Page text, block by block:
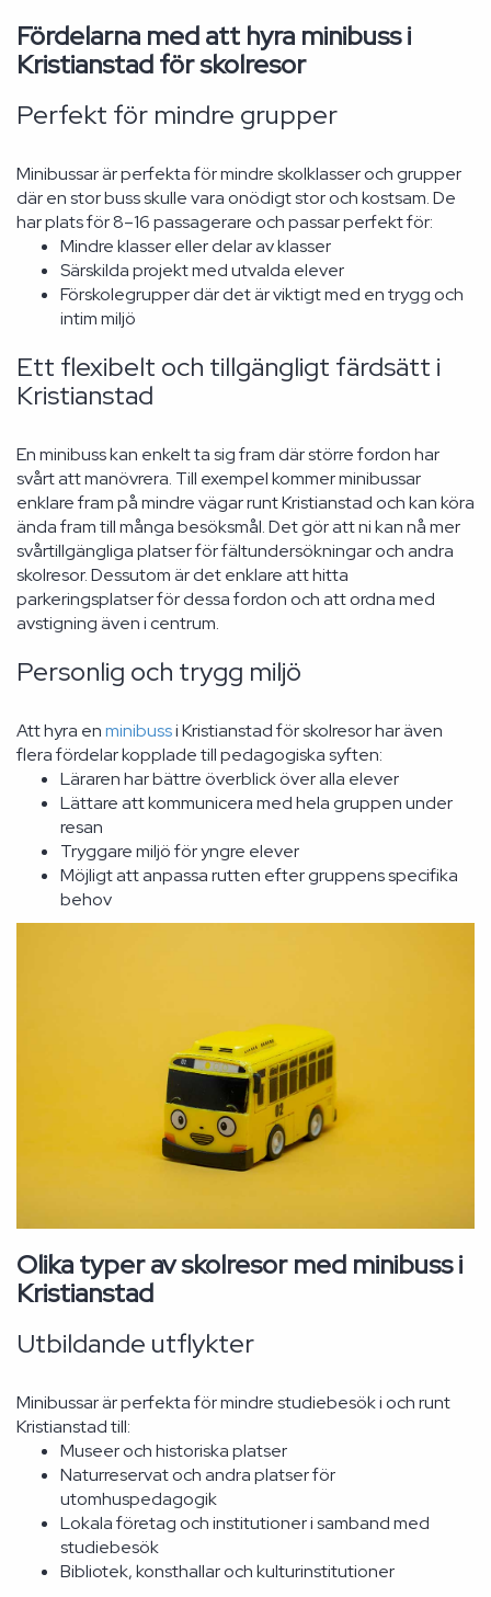
Fördelarna med att hyra minibuss i
Kristianstad för skolresor
Perfekt för mindre grupper
Minibussar är perfekta för mindre skolklasser och grupper
där en stor buss skulle vara onödigt stor och kostsam. De
har plats för 8–16 passagerare och passar perfekt för:
Mindre klasser eller delar av klasser
Särskilda projekt med utvalda elever
Förskolegrupper där det är viktigt med en trygg och
intim miljö
Ett flexibelt och tillgängligt färdsätt i
Kristianstad
En minibuss kan enkelt ta sig fram där större fordon har
svårt att manövrera. Till exempel kommer minibussar
enklare fram på mindre vägar runt Kristianstad och kan köra
ända fram till många besöksmål. Det gör att ni kan nå mer
svårtillgängliga platser för fältundersökningar och andra
skolresor. Dessutom är det enklare att hitta
parkeringsplatser för dessa fordon och att ordna med
avstigning även i centrum.
Personlig och trygg miljö
Att hyra enminibussi Kristianstad för skolresor har även
flera fördelar kopplade till pedagogiska syften:
Läraren har bättre överblick över alla elever
Lättare att kommunicera med hela gruppen under
resan
Tryggare miljö för yngre elever
Möjligt att anpassa rutten efter gruppens specifika
behov
Olika typer av skolresor med minibuss i
Kristianstad
Utbildande utflykter
Minibussar är perfekta för mindre studiebesök i och runt
Kristianstad till:
Museer och historiska platser
Naturreservat och andra platser för
utomhuspedagogik
Lokala företag och institutioner i samband med
studiebesök
Bibliotek, konsthallar och kulturinstitutioner